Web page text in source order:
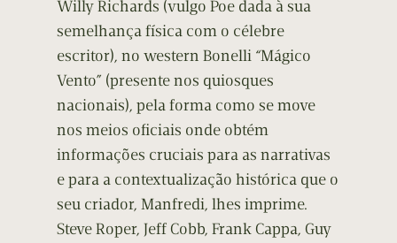
Willy Richards (vulgo Poe dada à sua
semelhança física com o célebre
escritor), no western Bonelli “Mágico
Vento” (presente nos quiosques
nacionais), pela forma como se move
nos meios oficiais onde obtém
informações cruciais para as narrativas
e para a contextualização histórica que o
seu criador, Manfredi, lhes imprime.
Steve Roper, Jeff Cobb, Frank Cappa, Guy